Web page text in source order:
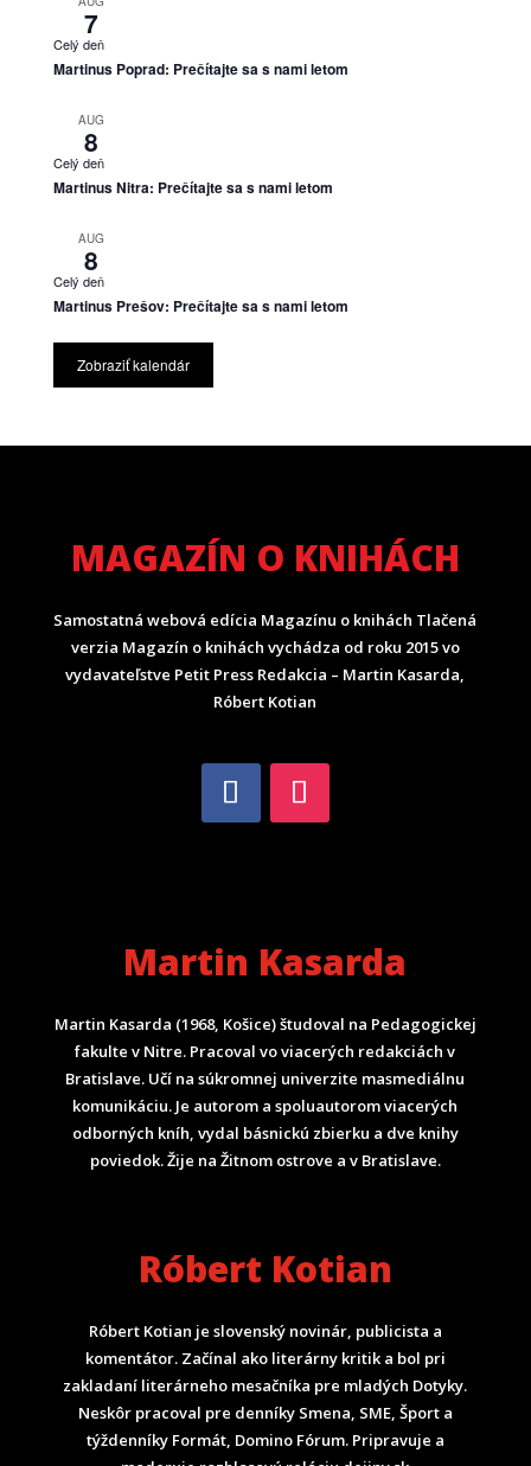
7
Celý deň
Martinus Poprad: Prečítajte sa s nami letom
AUG
8
Celý deň
Martinus Nitra: Prečítajte sa s nami letom
AUG
8
Celý deň
Martinus Prešov: Prečítajte sa s nami letom
Zobraziť kalendár
MAGAZÍN O KNIHÁCH
Samostatná webová edícia Magazínu o knihách Tlačená
verzia Magazín o knihách vychádza od roku 2015 vo
vydavateľstve Petit Press Redakcia – Martin Kasarda,
Róbert Kotian
Martin Kasarda
Martin Kasarda (1968, Košice) študoval na Pedagogickej
fakulte v Nitre. Pracoval vo viacerých redakciách v
Bratislave. Učí na súkromnej univerzite masmediálnu
komunikáciu. Je autorom a spoluautorom viacerých
odborných kníh, vydal básnickú zbierku a dve knihy
poviedok. Žije na Žitnom ostrove a v Bratislave.
Róbert Kotian
Róbert Kotian je slovenský novinár, publicista a
komentátor. Začínal ako literárny kritik a bol pri
zakladaní literárneho mesačníka pre mladých Dotyky.
Neskôr pracoval pre denníky Smena, SME, Šport a
týždenníky Formát, Domino Fórum. Pripravuje a